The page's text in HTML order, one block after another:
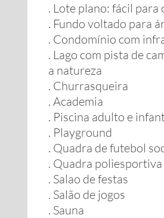
. Lote plano: fácil para
. Fundo voltado para
. Condomínio com
. Lago com pista de
a natureza
. Churrasqueira
. Academia
. Piscina adulto e
. Playground
. Quadra de futebol
. Quadra poliesportiva
. Salao de festas
. Salão de jogos
. Sauna